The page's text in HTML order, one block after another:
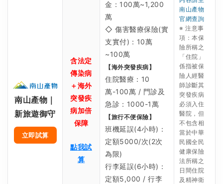
南山產物｜
新旅遊御守
立即試算
含法定
傳染病
＋海外
突發疾
病加倍
保障
點我試
算
金：100萬~1,200
萬
◇ 傷害醫療保險(實
支實付)：10萬
~100萬
【海外突發疾病】
住院醫療：10
萬-100萬 / 門診及
急診：1000-1萬
【旅行不便保險】
班機延誤(4小時)：
定額5000/次(2次
為限)
行李延誤(6小時)：
定額5,000 / 行李
南山產物
官網查詢
※ 注意事
項：本保
險所稱之
「住院」
係指被保
險人經醫
師診斷其
突發疾病
必須入住
醫院，但
不包含相
當於中華
民國全民
健康保險
法所稱之
日間住院
及精神衛